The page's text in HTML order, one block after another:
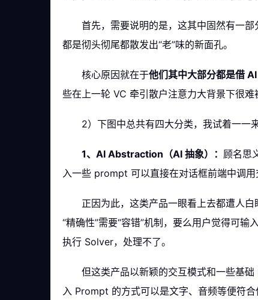
首先，需要说明的是，这其中固然有一
都是彻头彻尾都散发出“老”味的新面孔。
核心原因就在于他们其中大部分都是借
些在上一轮 VC 牵引散户注意力大背景下很难
2）下图中总共有四大分类，我试着一一
1、AI Abstraction（AI 抽象）： 顾名思
入一些 prompt 可以直接在对话框前端中调
正因为此，这类产品一眼看上去都遭人白
“精确性”需要“容错”机制，要么用户觉得可
执行 Solver，处理不了。
但这类产品以新颖的交互模式和一些基
入 Prompt 的方式可以是文字、音频等便符